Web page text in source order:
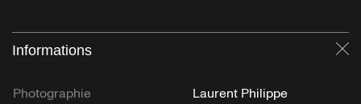
Informations
Photographie
Laurent Philippe